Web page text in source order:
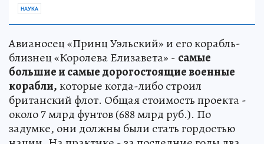
НАУКА
Авианосец «Принц Уэльский» и его корабль-
близнец «Королева Елизавета» - самые
большие и самые дорогостоящие военные
корабли,которые когда-либо строил
британский флот. Общая стоимость проекта -
около 7 млрд фунтов (688 млрд руб.). По
задумке, они должны были стать гордостью